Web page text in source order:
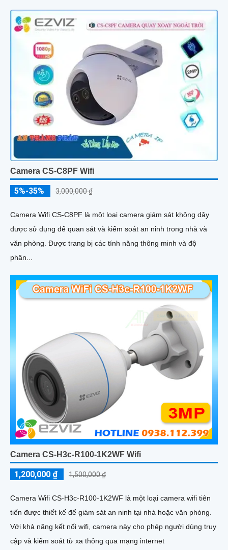
Camera CS-C8PF Wifi
5%-35% 3,000,000 ₫
Camera Wifi CS-C8PF là một loại camera giám sát không dây
được sử dụng để quan sát và kiểm soát an ninh trong nhà và
văn phòng. Được trang bị các tính năng thông minh và độ
phân...
Camera CS-H3c-R100-1K2WF Wifi
1,200,000 ₫ 1,500,000 ₫
Camera Wifi CS-H3c-R100-1K2WF là một loại camera wifi tiên
tiến được thiết kế để giám sát an ninh tại nhà hoặc văn phòng.
Với khả năng kết nối wifi, camera này cho phép người dùng truy
cập và kiểm soát từ xa thông qua mạng internet